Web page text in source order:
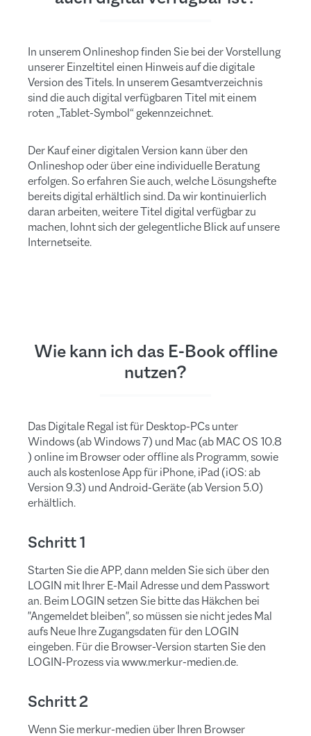
In unserem Onlineshop finden Sie bei der Vorstellung
unserer Einzeltitel einen Hinweis auf die digitale
Version des Titels. In unserem Gesamtverzeichnis
sind die auch digital verfügbaren Titel mit einem
roten „Tablet-Symbol“ gekennzeichnet.
Der Kauf einer digitalen Version kann über den
Onlineshop oder über eine individuelle Beratung
erfolgen. So erfahren Sie auch, welche Lösungshefte
bereits digital erhältlich sind. Da wir kontinuierlich
daran arbeiten, weitere Titel digital verfügbar zu
machen, lohnt sich der gelegentliche Blick auf unsere
Internetseite.
Wie kann ich das E-Book offline
nutzen?
Das Digitale Regal ist für Desktop-PCs unter
Windows (ab Windows 7) und Mac (ab MAC OS 10.8
) online im Browser oder offline als Programm, sowie
auch als kostenlose App für iPhone, iPad (iOS: ab
Version 9.3) und Android-Geräte (ab Version 5.0)
erhältlich.
Schritt 1
Starten Sie die APP, dann melden Sie sich über den
LOGIN mit Ihrer E-Mail Adresse und dem Passwort
an. Beim LOGIN setzen Sie bitte das Häkchen bei
"Angemeldet bleiben", so müssen sie nicht jedes Mal
aufs Neue Ihre Zugangsdaten für den LOGIN
eingeben. Für die Browser-Version starten Sie den
LOGIN-Prozess via www.merkur-medien.de.
Schritt 2
Wenn Sie merkur-medien über Ihren Browser